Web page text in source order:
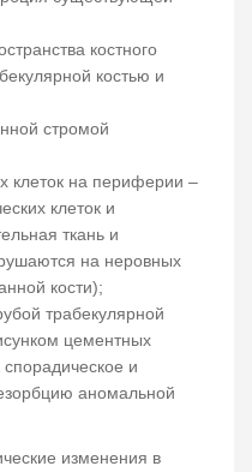
костного
костью и
стромой
клеток на периферии –
клеток и
ткань и
на неровных
кости);
трабекулярной
цементных
и
аномальной
изменения в